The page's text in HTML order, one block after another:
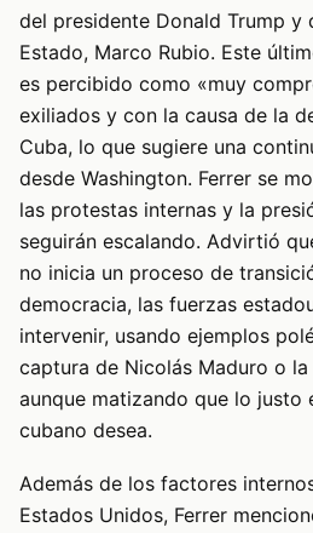
del presidente Donald Trump y
Estado, Marco Rubio. Este
es percibido como «muy
exiliados y con la causa de la
Cuba, lo que sugiere una
desde Washington. Ferrer se
las protestas internas y la
seguirán escalando. Advirtió
no inicia un proceso de
democracia, las fuerzas
intervenir, usando ejemplos
captura de Nicolás Maduro o
aunque matizando que lo justo
cubano desea.
Además de los factores
Estados Unidos, Ferrer